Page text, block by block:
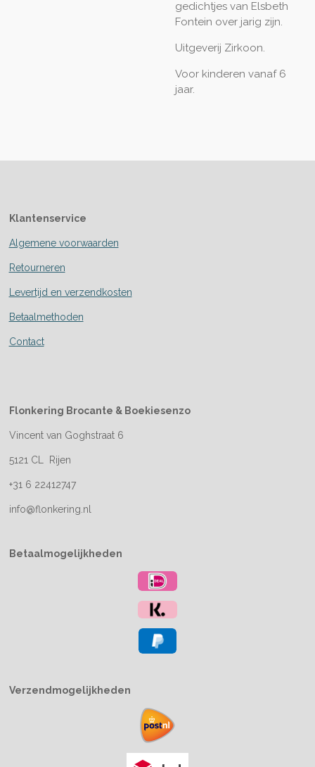
gedichtjes van Elsbeth
Fontein over jarig zijn.
Uitgeverij Zirkoon.
Voor kinderen vanaf 6
jaar.
Klantenservice
Algemene voorwaarden
Retourneren
Levertijd en verzendkosten
Betaalmethoden
Contact
Flonkering Brocante & Boekiesenzo
Vincent van Goghstraat 6
5121 CL Rijen
+31 6 22412747
info@flonkering.nl
Betaalmogelijkheden
Verzendmogelijkheden